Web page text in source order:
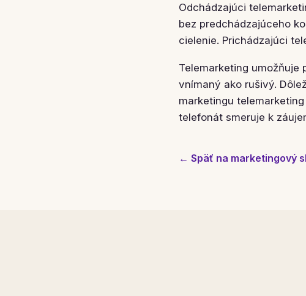
Odchádzajúci
bez predchádzajúceho
cielenie. Prichádzajúci
Telemarketing umožňuje
vnímaný ako rušivý.
marketingu
telefonát smeruje k
← Späť na marketingový